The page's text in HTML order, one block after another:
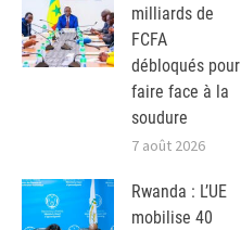
milliards de
FCFA
débloqués pour
faire face à la
soudure
7 août 2026
Rwanda : L’UE
mobilise 40